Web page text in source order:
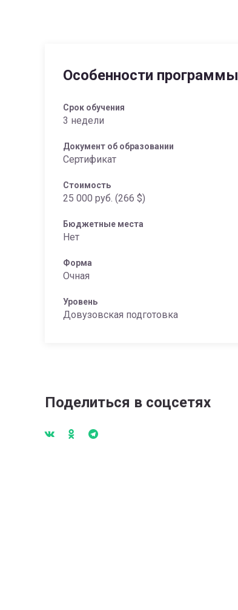
Особенности программы
Срок обучения
3 недели
Документ об образовании
Сертификат
Стоимость
25 000 руб. (266 $)
Бюджетные места
Нет
Форма
Очная
Уровень
Довузовская подготовка
Поделиться в соцсетях